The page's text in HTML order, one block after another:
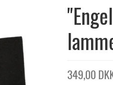
349,00